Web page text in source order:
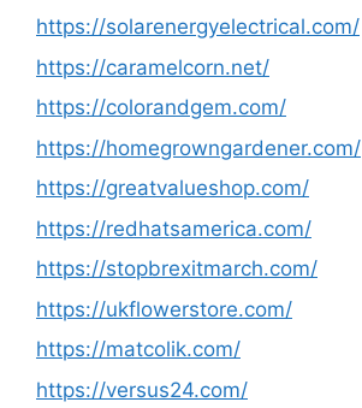
https://solarenergyelectrical.com/
https://caramelcorn.net/
https://colorandgem.com/
https://homegrowngardener.com/
https://greatvalueshop.com/
https://redhatsamerica.com/
https://stopbrexitmarch.com/
https://ukflowerstore.com/
https://matcolik.com/
https://versus24.com/